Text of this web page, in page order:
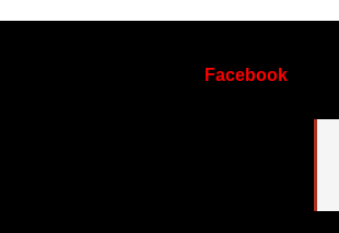
Facebook